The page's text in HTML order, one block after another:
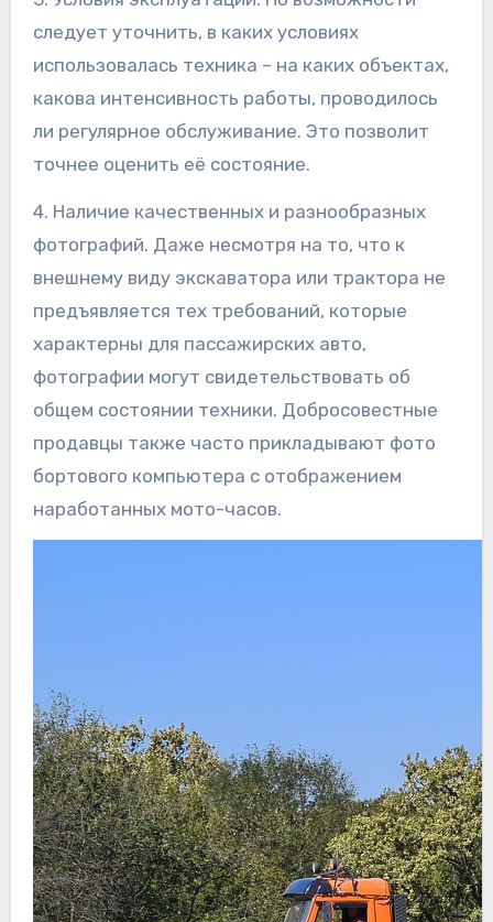
следует уточнить, в каких условиях
использовалась техника – на каких объектах,
какова интенсивность работы, проводилось
ли регулярное обслуживание. Это позволит
точнее оценить её состояние.
4. Наличие качественных и разнообразных
фотографий. Даже несмотря на то, что к
внешнему виду экскаватора или трактора не
предъявляется тех требований, которые
характерны для пассажирских авто,
фотографии могут свидетельствовать об
общем состоянии техники. Добросовестные
продавцы также часто прикладывают фото
бортового компьютера с отображением
наработанных мото-часов.